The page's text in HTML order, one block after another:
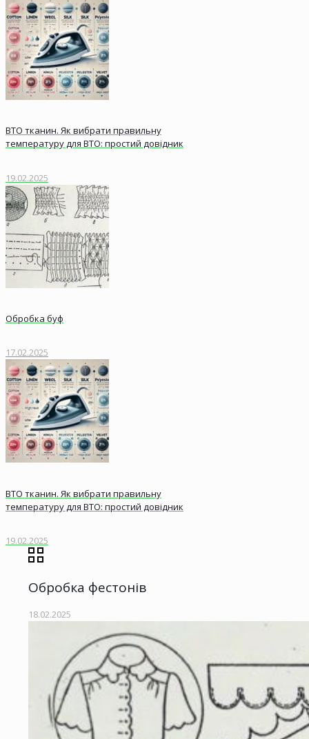
ВТО тканин. Як вибрати правильну
температуру для ВТО: простий довідник
19.02.2025
Обробка буф
17.02.2025
ВТО тканин. Як вибрати правильну
температуру для ВТО: простий довідник
19.02.2025
Обробка фестонів
18.02.2025